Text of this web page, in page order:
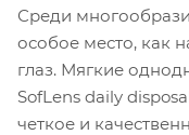
Среди
особое место, как
глаз. Мягкие
SofLens daily
четкое и